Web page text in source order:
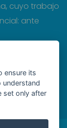
cuyo trabajo
ante
ensure its
understand
set only after